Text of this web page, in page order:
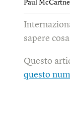
Paul
sapere
Questo
questo